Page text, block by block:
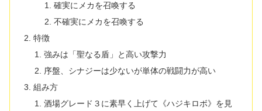
確実にメカを召喚する
不確実にメカを召喚する
特徴
強みは「聖なる盾」と高い攻撃力
序盤、シナジーは少ないが単体の戦闘力が高い
組み方
酒場グレード３に素早く上げて《ハジキロボ》を見